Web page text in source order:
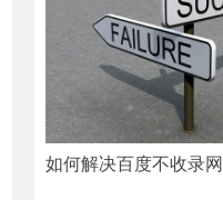
如何解决百度不收录